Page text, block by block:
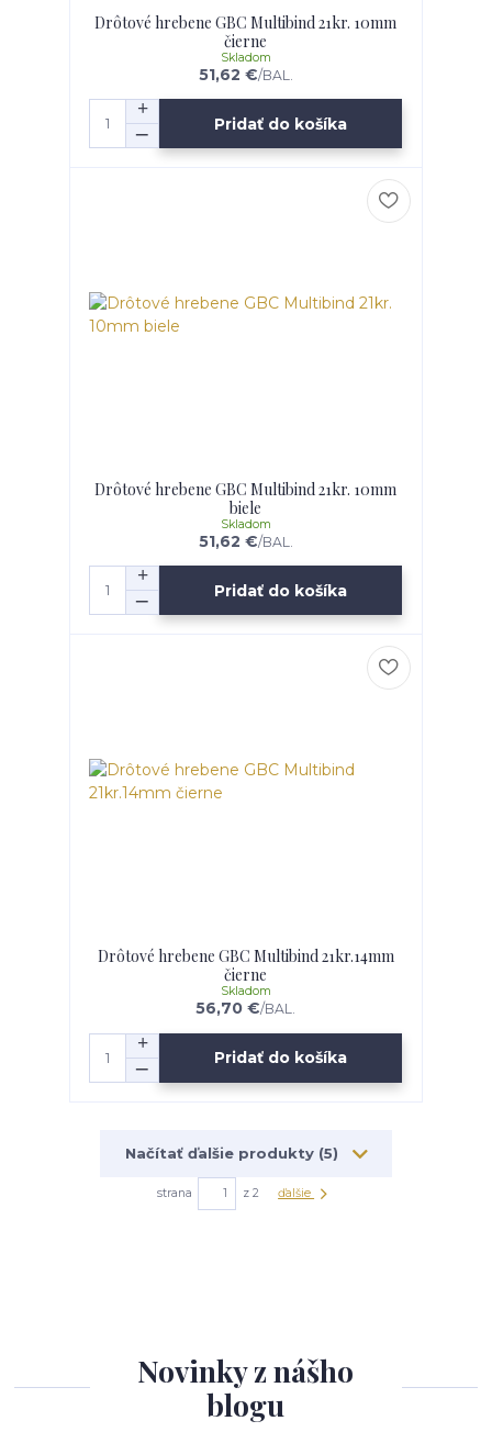
Drôtové hrebene GBC Multibind 21kr. 10mm
čierne
51,62 €/BAL.
Skladom
Pridať do košíka
Drôtové hrebene GBC Multibind 21kr. 10mm
biele
51,62 €/BAL.
Skladom
Pridať do košíka
Drôtové hrebene GBC Multibind 21kr.14mm
čierne
56,70 €/BAL.
Skladom
Pridať do košíka
Načítať ďalšie produkty (5)
strana z 2 ďalšie
Novinky z nášho
blogu